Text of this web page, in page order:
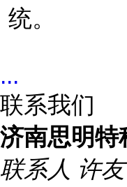
统。
...
联系我们
济南思明特
联系人 许友